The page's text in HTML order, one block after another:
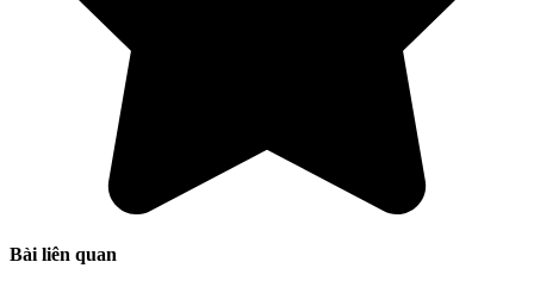
Bài liên quan